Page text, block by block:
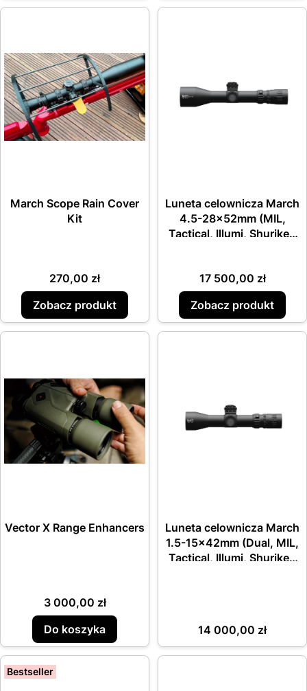
March Scope Rain Cover
Kit
Cena
270,00 zł
Zobacz produkt
Luneta celownicza March
4.5-28x52mm (MIL,
Tactical, Illumi, Shuriken
Cena
17 500,00 zł
Zobacz produkt
Vector X Range Enhancers
Cena
3 000,00 zł
Do koszyka
Luneta celownicza March
1.5-15x42mm (Dual, MIL,
Tactical, Illumi, Shuriken
Cena
14 000,00 zł
Bestseller